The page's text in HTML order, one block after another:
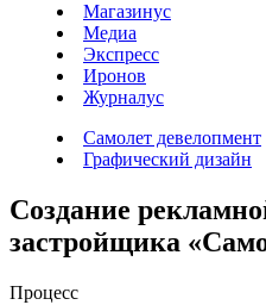
Магазинус
Медиа
Экспресс
Иронов
Журналус
Самолет девелопмент
Графический дизайн
Создание
застройщика
Процесс